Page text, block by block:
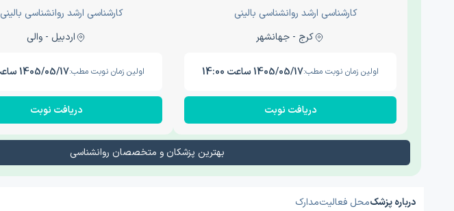
کارشناسی ارشد روانشناسی بالینی
کرج - جهانشهر
اولین زمان نوبت مطب:1405/05/17 ساعت 14:00
دریافت نوبت
کارشناسی ارشد روانشناسی بالینی
اردبیل - والی
اولین زمان نوبت مطب:1405/05/17 ساعت 15:00
دریافت نوبت
بهترین پزشکان و متخصصان روانشناسی
درباره پزشکمحل فعالیتمدارک